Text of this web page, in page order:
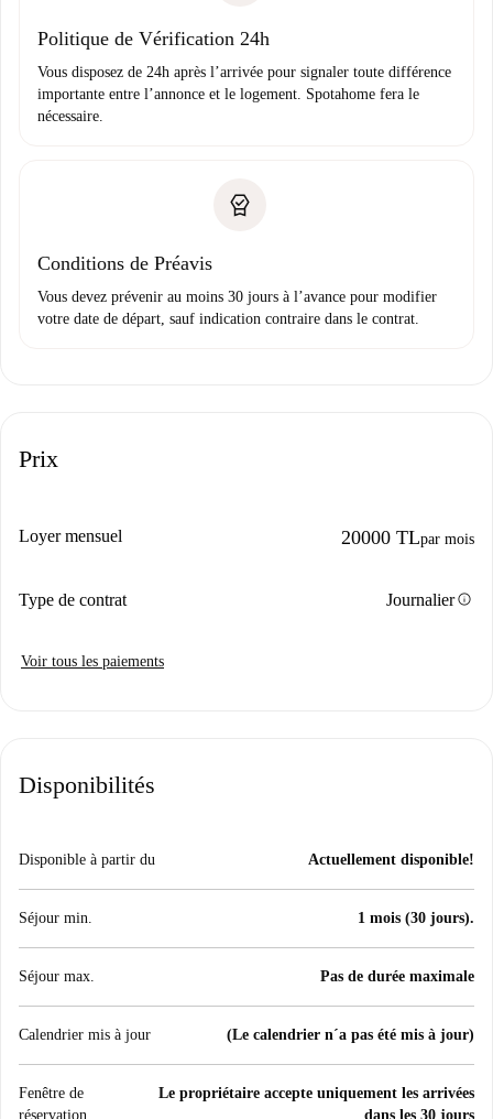
Politique de Vérification 24h
Vous disposez de 24h après l’arrivée pour signaler toute différence
importante entre l’annonce et le logement. Spotahome fera le
nécessaire.
Conditions de Préavis
Vous devez prévenir au moins 30 jours à l’avance pour modifier
votre date de départ, sauf indication contraire dans le contrat.
Prix
Loyer mensuel 20000 TLpar mois
Type de contrat Journalierinfo
Voir tous les paiements
Disponibilités
Disponible à partir du Actuellement disponible!
Séjour min. 1 mois (30 jours).
Séjour max. Pas de durée maximale
Calendrier mis à jour (Le calendrier n´a pas été mis à jour)
Fenêtre de
réservation
Le propriétaire accepte uniquement les arrivées
dans les 30 jours